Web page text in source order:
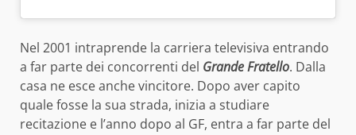
Nel 2001 intraprende la carriera televisiva entrando
a far parte dei concorrenti del Grande Fratello. Dalla
casa ne esce anche vincitore. Dopo aver capito
quale fosse la sua strada, inizia a studiare
recitazione e l’anno dopo al GF, entra a far parte del